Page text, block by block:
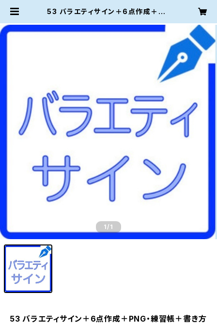
53 バラエティサイン＋6点作成＋PN
24時間 | ご署名ネット
1 /1
53 バラエティサイン＋6点作成＋PNG・練習帳＋書き方